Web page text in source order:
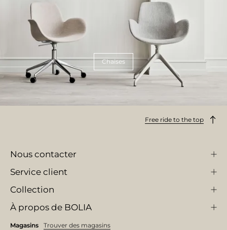
Chaises
Free ride to the top
Nous contacter
Service client
Collection
À propos de BOLIA
Magasins Trouver des magasins